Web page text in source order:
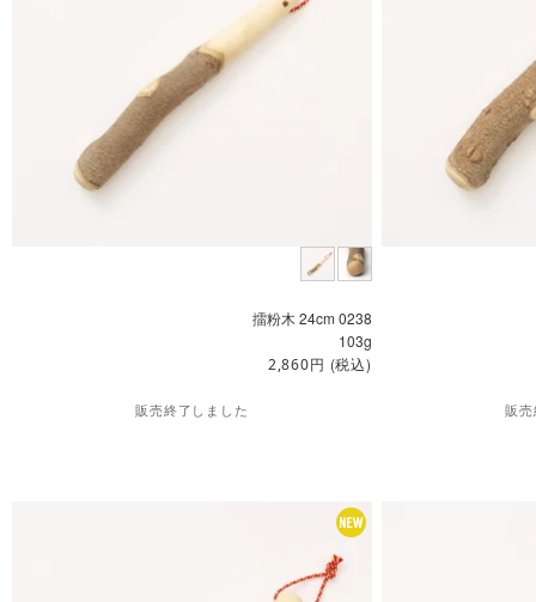
擂粉木 24cm 0238
103g
2,860円 (税込)
販売終了しました 販